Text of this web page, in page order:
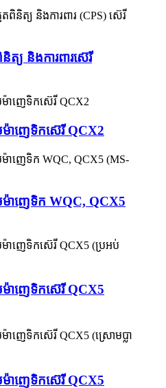
និត្យ និង​ការពារ​ស៊េរី
ាញេទិកស៊េរី QCX2
ម៉ាញេទិក WQC, QCX5
ាញេទិកស៊េរី QCX5
ាញេទិកស៊េរី QCX5